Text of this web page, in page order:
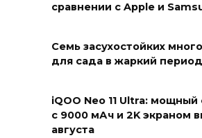
сравнении с Apple и
Семь засухостойких
для сада в жаркий период
iQOO Neo 11 Ultra:
с 9000 мАч и 2K экраном
августа